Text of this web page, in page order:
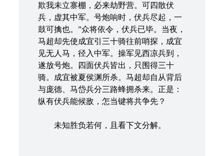
欺我未立寨棚，必来劫野营。可四散伏
兵，虚其中军。号炮响时，伏兵尽起，一
鼓可擒也。”众将依令，伏兵已毕。当夜，
马超却先使成宜引三十骑往前哨探，成宜
见无人马，径入中军。操军见西凉兵到，
遂放号炮。四面伏兵皆出，只围得三十
骑。成宜被夏侯渊所杀。马超却自从背后
与庞德、马岱兵分三路蜂拥杀来。正是：
纵有伏兵能候敌，怎当键将共争先？
未知胜负若何，且看下文分解。